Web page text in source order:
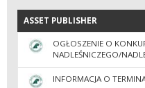
ASSET PUBLISHER
ASSET PUBLISHER
OGŁOSZENIE O
NADLEŚNICZEGO/
INFORMACJA O